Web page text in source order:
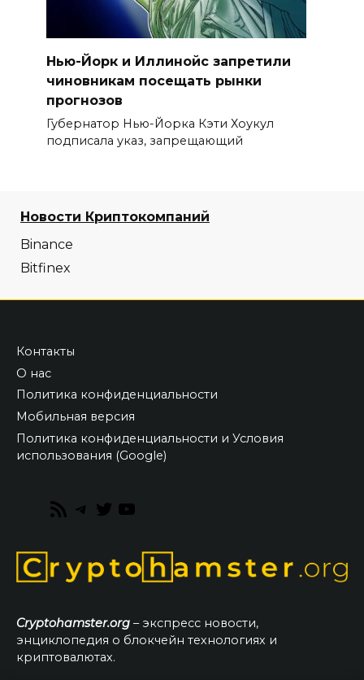
Нью-Йорк и Иллинойс запретили
чиновникам посещать рынки
прогнозов
Губернатор Нью-Йорка Кэти Хоукул
подписала указ, запрещающий
Новости Криптокомпаний
Binance
Bitfinex
Контакты
О нас
Политика конфиденциальности
Мобильная версия
Политика конфиденциальности и Условия
использования (Google)
RSS
Telegram
Twitter
Cryptohamster.org – экспресс новости,
энциклопедия о блокчейн технологиях и
криптовалютах.